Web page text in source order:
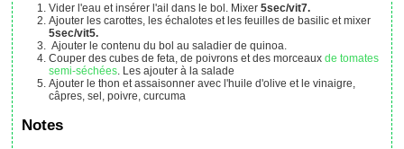
Vider l'eau et insérer l'ail dans le bol. Mixer 5sec/vit7.
Ajouter les carottes, les échalotes et les feuilles de basilic et mixer
5sec/vit5.
Ajouter le contenu du bol au saladier de quinoa.
Couper des cubes de feta, de poivrons et des morceauxde tomates
semi-séchées . Les ajouter à la salade
Ajouter le thon et assaisonner avec l'huile d'olive et le vinaigre,
câpres, sel, poivre, curcuma
Notes